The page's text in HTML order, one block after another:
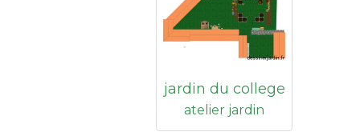
jardin du college
atelier jardin